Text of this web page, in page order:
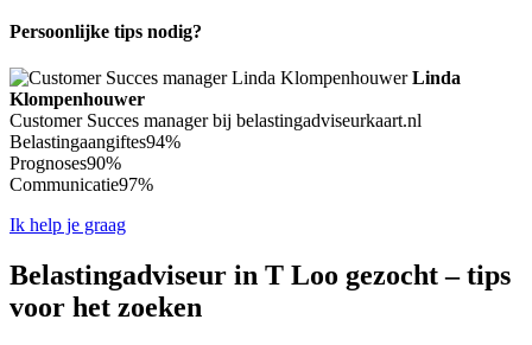
Persoonlijke tips nodig?
Linda
Klompenhouwer
Customer Succes manager bij belastingadviseurkaart.nl
Belastingaangiftes94%
Prognoses90%
Communicatie97%
Ik help je graag
Belastingadviseur in T Loo gezocht – tips
voor het zoeken